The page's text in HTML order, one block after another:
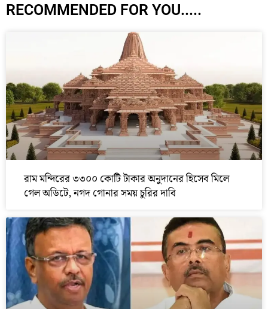
RECOMMENDED FOR YOU.....
রাম মন্দিরের ৩৩০০ কোটি টাকার অনুদানের হিসেব মিলে
গেল অডিটে, নগদ গোনার সময় চুরির দাবি